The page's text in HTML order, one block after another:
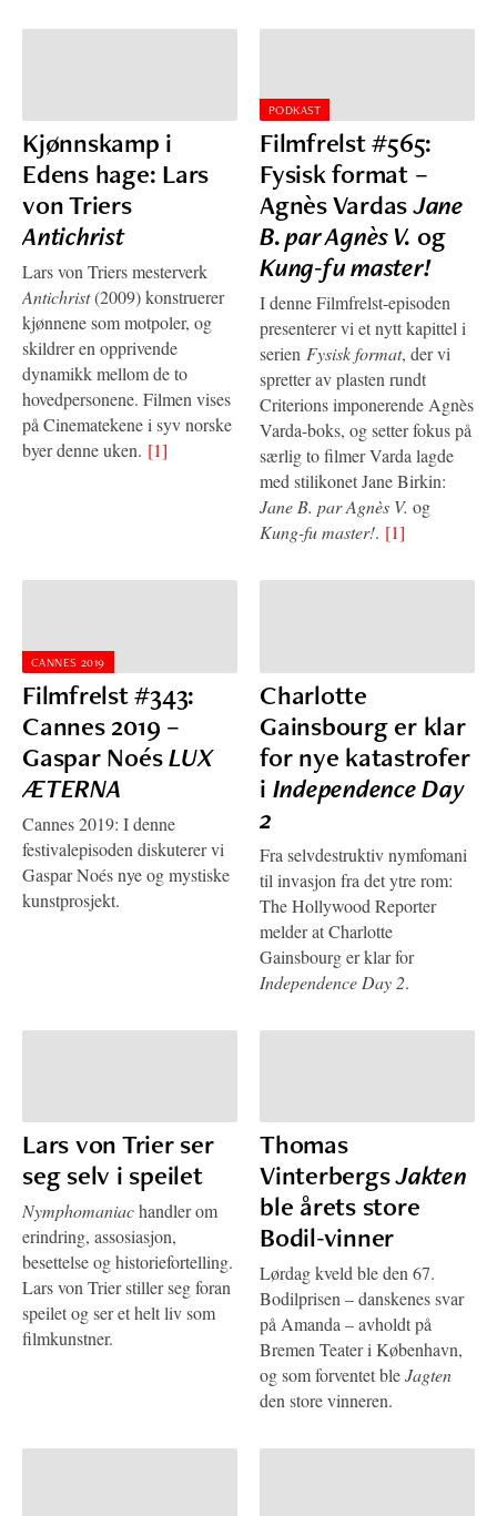
Kjønnskamp i
Edens hage: Lars
von Triers
Antichrist
Lars von Triers mesterverk
Antichrist(2009) konstruerer
kjønnene som motpoler, og
skildrer en opprivende
dynamikk mellom de to
hovedpersonene. Filmen vises
på Cinematekene i syv norske
byer denne uken. [1]
PODKAST
Filmfrelst #565:
Fysisk format –
Agnès VardasJane
B. par Agnès V. og
Kung-fu master!
I denne Filmfrelst-episoden
presenterer vi et nytt kapittel i
serien Fysisk format, der vi
spretter av plasten rundt
Criterions imponerende Agnès
Varda-boks, og setter fokus på
særlig to filmer Varda lagde
med stilikonet Jane Birkin:
Jane B. par Agnès V. og
Kung-fu master!. [1]
CANNES 2019
Filmfrelst #343:
Cannes 2019 –
Gaspar NoésLUX
ÆTERNA
Cannes 2019: I denne
festivalepisoden diskuterer vi
Gaspar Noés nye og mystiske
kunstprosjekt.
Charlotte
Gainsbourg er klar
for nye katastrofer
i Independence Day
2
Fra selvdestruktiv nymfomani
til invasjon fra det ytre rom:
The Hollywood Reporter
melder at Charlotte
Gainsbourg er klar for
Independence Day 2.
Lars von Trier ser
seg selv i speilet
Nymphomaniachandler om
erindring, assosiasjon,
besettelse og historiefortelling.
Lars von Trier stiller seg foran
speilet og ser et helt liv som
filmkunstner.
Thomas
VinterbergsJakten
ble årets store
Bodil-vinner
Lørdag kveld ble den 67.
Bodilprisen – danskenes svar
på Amanda – avholdt på
Bremen Teater i København,
og som forventet bleJagten
den store vinneren.